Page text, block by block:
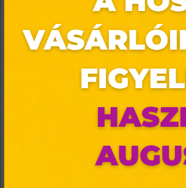
Ez az
fájlok, melyek